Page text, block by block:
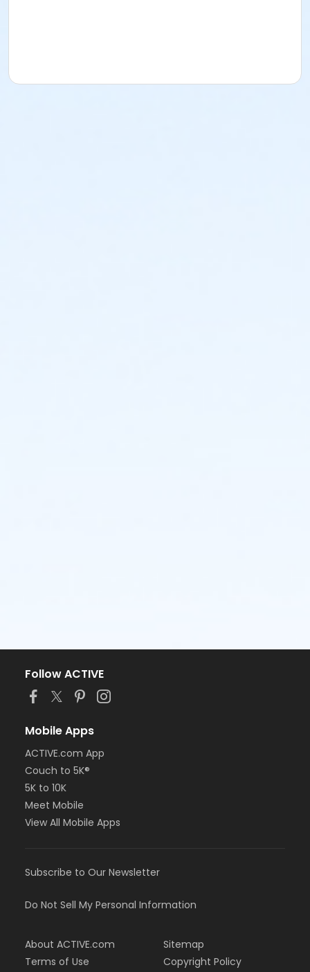
Follow ACTIVE
Mobile Apps
ACTIVE.com App
Couch to 5K®
5K to 10K
Meet Mobile
View All Mobile Apps
Subscribe to Our Newsletter
Do Not Sell My Personal Information
About ACTIVE.com
Terms of Use
Sitemap
Copyright Policy